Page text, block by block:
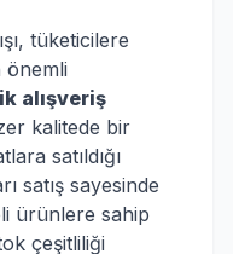
tüketicilere
önemli
alışveriş
kalitede bir
satıldığı
satış sayesinde
ürünlere sahip
çeşitliliği